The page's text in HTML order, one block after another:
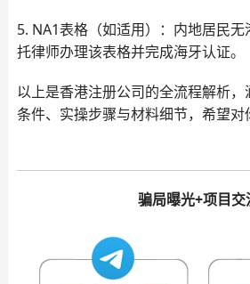
5. NA1表格（如适用）：内地居民
托律师办理该表格并完成海牙认证。
以上是香港注册公司的全流程解析
条件、实操步骤与材料细节，希望对
骗局曝光+项目交